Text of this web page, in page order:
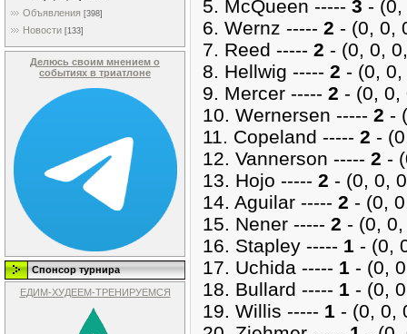
Объявления [398]
Новости [133]
Делюсь своим мнением о
событиях в триатлоне
Спонсор турнира
ЕДИМ-ХУДЕЕМ-ТРЕНИРУЕМСЯ
5. McQueen ----- 3 -
6. Wernz ----- 2 - (0, 0,
7. Reed ----- 2 - (0, 0,
8. Hellwig ----- 2 - (0,
9. Mercer ----- 2 - (0, 0,
10. Wernersen ----- 2 -
11. Copeland ----- 2 -
12. Vannerson ----- 2 -
13. Hojo ----- 2 - (0, 0,
14. Aguilar ----- 2 - (0,
15. Nener ----- 2 - (0,
16. Stapley ----- 1 - (0,
17. Uchida ----- 1 - (0,
18. Bullard ----- 1 - (0,
19. Willis ----- 1 - (0, 0,